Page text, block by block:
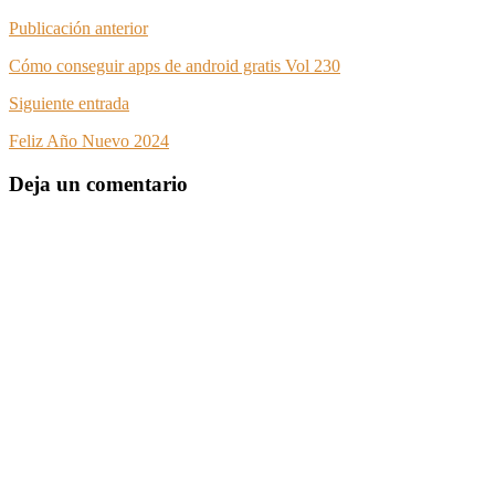
Publicación anterior
Cómo conseguir apps de android gratis Vol 230
Siguiente entrada
Feliz Año Nuevo 2024
Deja un comentario